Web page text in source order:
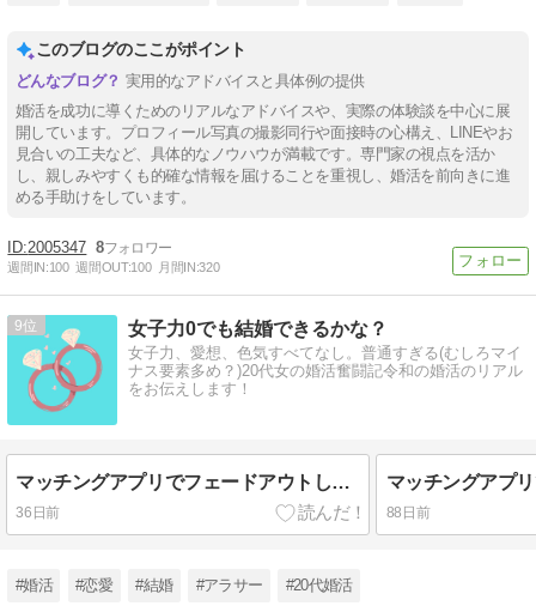
このブログのここがポイント
実用的なアドバイスと具体例の提供
婚活を成功に導くためのリアルなアドバイスや、実際の体験談を中心に展
開しています。プロフィール写真の撮影同行や面接時の心構え、LINEやお
見合いの工夫など、具体的なノウハウが満載です。専門家の視点を活か
し、親しみやすくも的確な情報を届けることを重視し、婚活を前向きに進
める手助けをしています。
2005347 8
週間IN:100 週間OUT:100 月間IN:320
9 女子力0でも結婚できるかな？
女子力、愛想、色気すべてなし。普通すぎる(むしろマイ
ナス要素多め？)20代女の婚活奮闘記令和の婚活のリアル
をお伝えします！
マッチングアプリでフェードアウトした話③
36日前 88日前
#婚活 #恋愛 #結婚 #アラサー #20代婚活